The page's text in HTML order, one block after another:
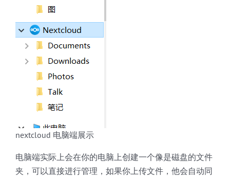
nextcloud 电脑端展示
电脑端实际上会在你的电脑上创建一个像是磁盘的文件
夹，可以直接进行管理，如果你上传文件，他会自动同